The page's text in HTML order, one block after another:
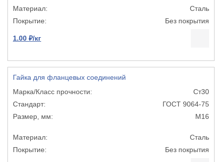
Сталь
Без покрытия
1.00 ₽/кг
Гайка для фланцевых соединений
Ст30
ГОСТ 9064-75
М16
Сталь
Без покрытия